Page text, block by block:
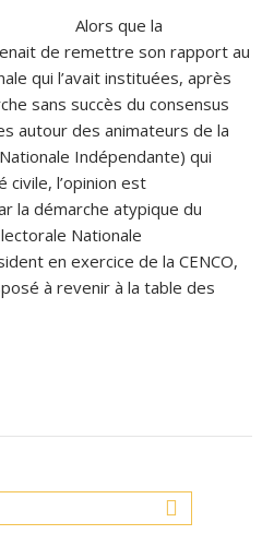
Alors que la
de remettre son rapport au
qui l’avait instituées, après
sans succès du consensus
autour des animateurs de la
Indépendante) qui
l’opinion est
la démarche atypique du
Nationale
en exercice de la CENCO,
à revenir à la table des